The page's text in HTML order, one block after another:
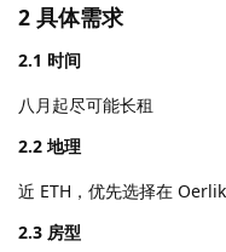
2 具体需求
2.1 时间
八月起尽可能长租
2.2 地理
近 ETH，优先选择在
2.3 房型